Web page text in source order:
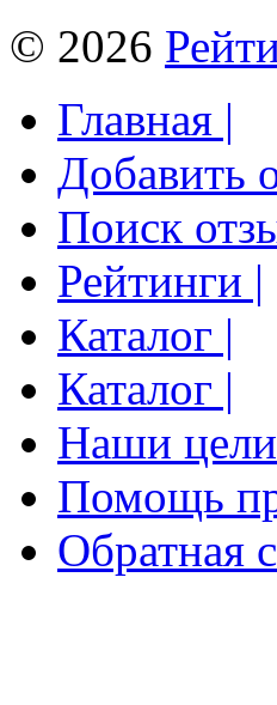
© 2026
Главная |
Добавить
Поиск
Рейтинги |
Каталог |
Каталог |
Наши
Помощь
Обратная